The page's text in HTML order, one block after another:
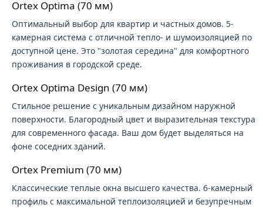
Ortex Optima (70 мм)
Оптимальный выбор для квартир и частных домов. 5-
камерная система с отличной тепло- и шумоизоляцией по
доступной цене. Это "золотая середина" для комфортного
проживания в городской среде.
Ortex Optima Design (70 мм)
Стильное решение с уникальным дизайном наружной
поверхности. Благородный цвет и выразительная текстура
для современного фасада. Ваш дом будет выделяться на
фоне соседних зданий.
Ortex Premium (70 мм)
Классические теплые окна высшего качества. 6-камерный
профиль с максимальной теплоизоляцией и безупречным